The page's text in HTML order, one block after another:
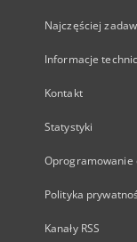
Najczęściej
Informacje
Kontakt
Statystyki
Oprogramowanie
Polityka
Kanały RSS